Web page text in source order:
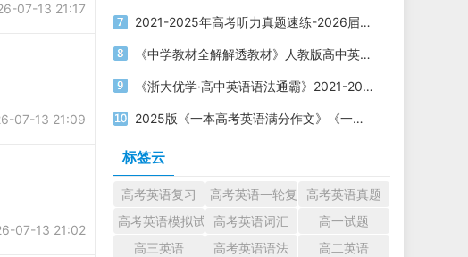
07-13 21:17
07-13 21:09
07-13 21:02
2021-2025年高考听力真题速练-2026届高考英语专题复习
《中学教材全解解透教材》人教版高中英语必修第一二三册电子版下载
《浙大优学·高中英语语法通霸》2021-2025版 电子版打印下载
2025版《一本高考英语满分作文》《一本高考英语写作满分素材》电子版下载打印
标签云
高考英语复习 高考英语一轮复习高考英语真题
高考英语模拟试题高考英语词汇
高一试题
高三英语
高考英语语法
高二英语